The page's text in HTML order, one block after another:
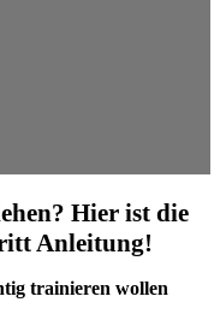
Hier ist die
Anleitung!
trainieren wollen